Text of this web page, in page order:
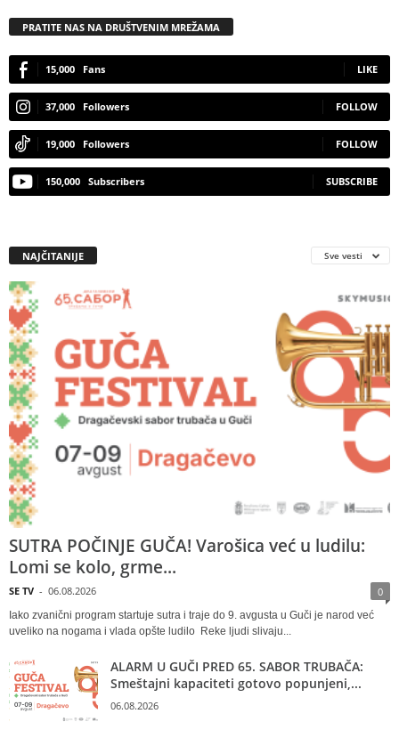
PRATITE NAS NA DRUŠTVENIM MREŽAMA
15,000 Fans LIKE
37,000 Followers FOLLOW
19,000 Followers FOLLOW
150,000 Subscribers SUBSCRIBE
NAJČITANIJE Sve vesti
SUTRA POČINJE GUČA! Varošica već u ludilu:
Lomi se kolo, grme...
SE TV - 06.08.2026 0
Iako zvanični program startuje sutra i traje do 9. avgusta u Guči je narod već
uveliko na nogama i vlada opšte ludilo Reke ljudi slivaju...
ALARM U GUČI PRED 65. SABOR TRUBAČA:
Smeštajni kapaciteti gotovo popunjeni,...
06.08.2026